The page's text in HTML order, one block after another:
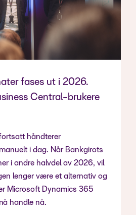
fases ut i 2026.
Central-brukere
håndterer
i dag. Når Bankgirots
i andre halvdel av 2026, vil
lenger være et alternativ og
Microsoft Dynamics 365
handle nå.